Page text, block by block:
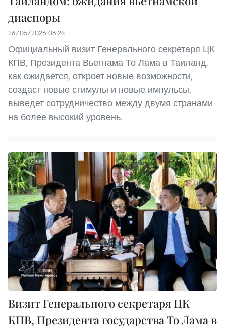
диаспоры
26/05/2026 06:28
Официальный визит Генерального секретаря ЦК
КПВ, Президента Вьетнама То Лама в Таиланд,
как ожидается, откроет новые возможности,
создаст новые стимулы и новые импульсы,
выведет сотрудничество между двумя странами
на более высокий уровень.
Визит Генерального секретаря ЦК
КПВ, Президента государства То Лама в